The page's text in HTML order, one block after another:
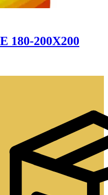
180-200X200